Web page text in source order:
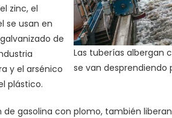
Las tuberías albergan
se van desprendiendo
zinc, el
se usan en
de
y el arsénico
plástico.
gasolina con plomo, también